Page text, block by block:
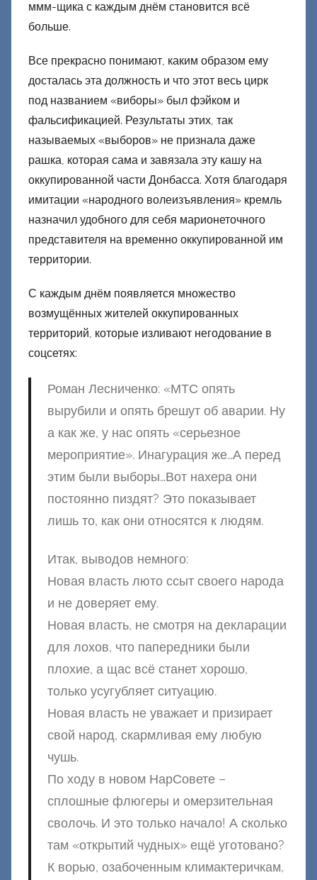
ммм-щика с каждым днём становится всё
больше.
Все прекрасно понимают, каким образом ему
досталась эта должность и что этот весь цирк
под названием «виборы» был фэйком и
фальсификацией. Результаты этих, так
называемых «выборов» не признала даже
рашка, которая сама и завязала эту кашу на
оккупированной части Донбасса. Хотя благодаря
имитации «народного волеизъявления» кремль
назначил удобного для себя марионеточного
представителя на временно оккупированной им
территории.
С каждым днём появляется множество
возмущённых жителей оккупированных
территорий, которые изливают негодование в
соцсетях:
Роман Лесниченко: «МТС опять
вырубили и опять брешут об аварии. Ну
а как же, у нас опять «серьезное
мероприятие». Инагурация же…А перед
этим были выборы…Вот нахера они
постоянно пиздят? Это показывает
лишь то, как они относятся к людям.
Итак, выводов немного:
Новая власть люто ссыт своего народа
и не доверяет ему.
Новая власть, не смотря на декларации
для лохов, что папередники были
плохие, а щас всё станет хорошо,
только усугубляет ситуацию.
Новая власть не уважает и призирает
свой народ, скармливая ему любую
чушь.
По ходу в новом НарСовете –
сплошные флюгеры и омерзительная
сволочь. И это только начало! А сколько
там «открытий чудных» ещё уготовано?
К ворью, озабоченным климактеричкам,